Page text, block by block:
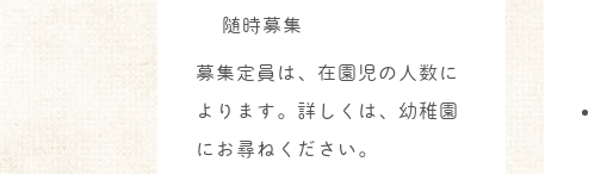
随時募集
募集定員は、在園児の人数に
よります。詳しくは、幼稚園
にお尋ねください。